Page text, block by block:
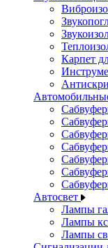
Карпет
Автосвет
Лампы
Лампы
Лампы